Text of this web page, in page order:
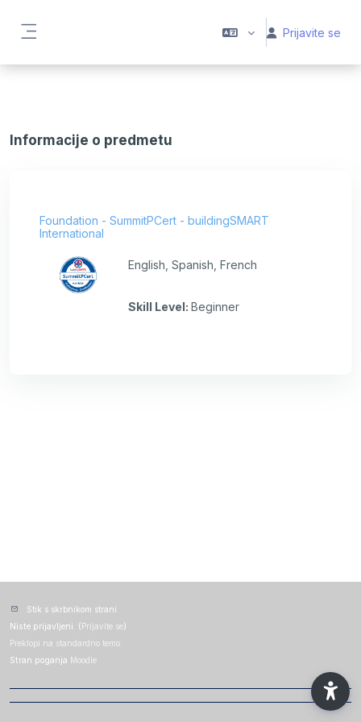
Prijavite se
Informacije o predmetu
Foundation - SummitPCert - buildingSMART
International
English, Spanish, French
Skill Level: Beginner
Stik s skrbnikom strani
Niste prijavljeni. (Prijavite se)
Preklopi na standardno temo
Stran poganja Moodle